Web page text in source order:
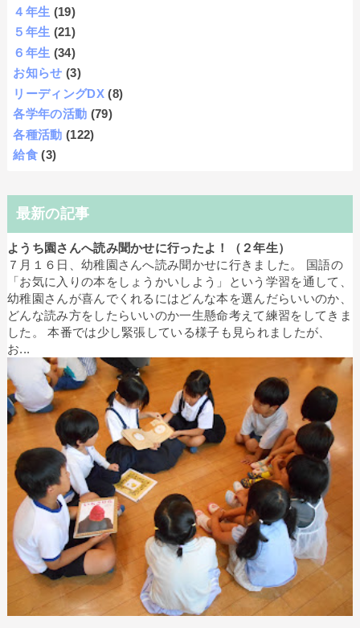
４年生 (19)
５年生 (21)
６年生 (34)
お知らせ (3)
リーディングDX (8)
各学年の活動 (79)
各種活動 (122)
給食 (3)
最新の記事
ようち園さんへ読み聞かせに行ったよ！（２年生）
７月１６日、幼稚園さんへ読み聞かせに行きました。 国語の
「お気に入りの本をしょうかいしよう」という学習を通して、
幼稚園さんが喜んでくれるにはどんな本を選んだらいいのか、
どんな読み方をしたらいいのか一生懸命考えて練習をしてきま
した。 本番では少し緊張している様子も見られましたが、
お...